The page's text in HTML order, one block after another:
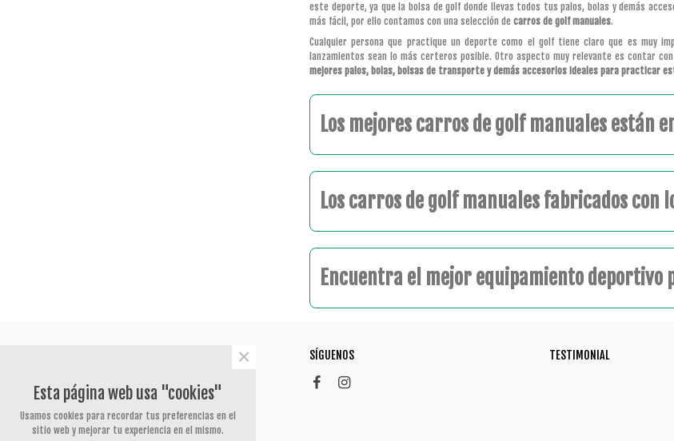
este deporte, ya que la bolsa de golf donde llevas todos tus palos, bolas y demás
más fácil, por ello contamos con una selección de carros de golf manuales.
Cualquier persona que practique un deporte como el golf tiene claro que es muy
lanzamientos sean lo más certeros posible. Otro aspecto muy relevante es contar
mejores palos, bolas, bolsas de transporte y demás accesorios ideales para practicar
Los mejores carros de golf manuales están
Los carros de golf manuales fabricados con
Encuentra el mejor equipamiento deportivo
Calle Peña Redonda 36
tienda@bigoutlet.es
SÍGUENOS TESTIMONIAL
Esta página web usa "cookies"
Usamos cookies para recordar tus preferencias en el
sitio web y mejorar tu experiencia en el mismo.
×